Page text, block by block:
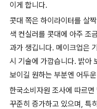
이게 합니다.
콧대 쪽은 하이라이터를 살
색 컨실러를 콧대에 아주 조
과가 생깁니다. 메이크업은
시 기술에 가깝습니다. 밝아
보이길 원하는 부분엔 어두
한국소비자원 조사에 따르면
꾸준히 증가하고 있으며, 특